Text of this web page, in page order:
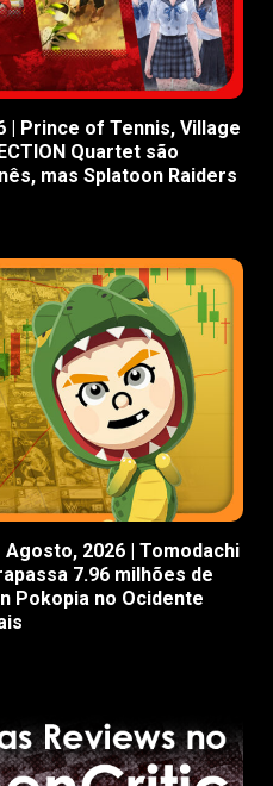
| Prince of Tennis, Village
Quartet são
mas Splatoon Raiders
2026 | Tomodachi
7.96 milhões de
Pokopia no Ocidente